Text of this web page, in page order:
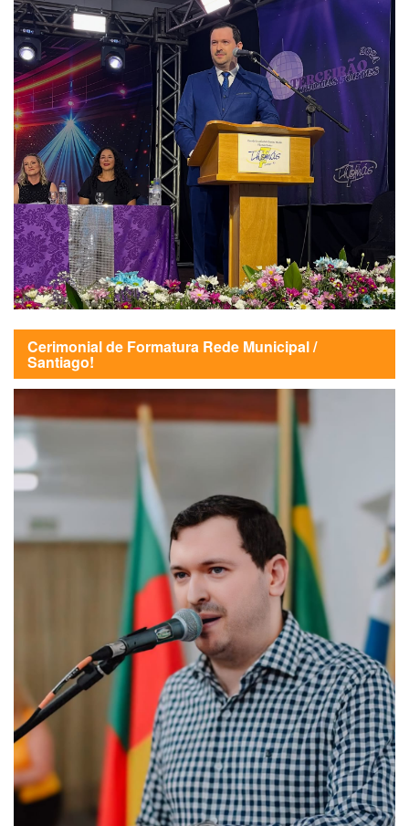
Cerimonial de Formatura Rede Municipal /
Santiago!